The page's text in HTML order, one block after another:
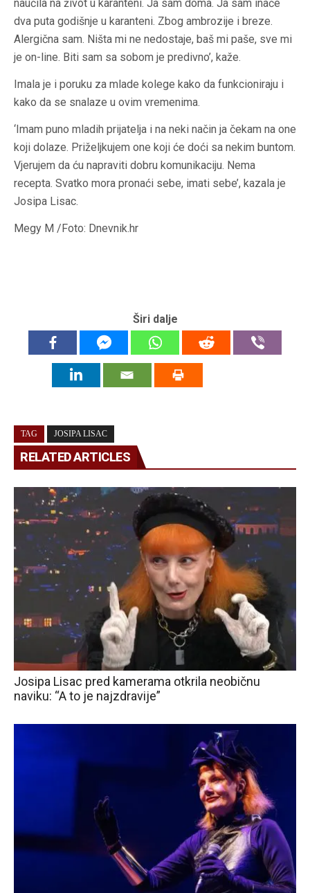
naučila na život u karanteni. Ja sam doma. Ja sam inače
dva puta godišnje u karanteni. Zbog ambrozije i breze.
Alergična sam. Ništa mi ne nedostaje, baš mi paše, sve mi
je on-line. Biti sam sa sobom je predivno’, kaže.
Imala je i poruku za mlade kolege kako da funkcioniraju i
kako da se snalaze u ovim vremenima.
‘Imam puno mladih prijatelja i na neki način ja čekam na one
koji dolaze. Priželjkujem one koji će doći sa nekim buntom.
Vjerujem da ću napraviti dobru komunikaciju. Nema
recepta. Svatko mora pronaći sebe, imati sebe’, kazala je
Josipa Lisac.
Megy M /Foto: Dnevnik.hr
Širi dalje
TAG JOSIPA LISAC
RELATED ARTICLES
Josipa Lisac pred kamerama otkrila neobičnu
naviku: “A to je najzdravije”